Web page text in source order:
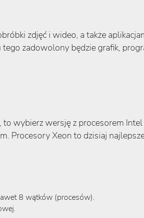
zdjęć i wideo, a także
zadowolony będzie grafik,
wybierz wersję z procesorem
Procesory Xeon to dzisiaj
8 wątków (procesów).